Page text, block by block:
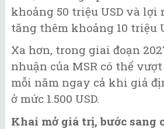
khoảng 50 triệu USD và lợi
tăng thêm khoảng 10 triệu
Xa hơn, trong giai đoạn
nhuận của MSR có thể vượt
mỗi năm ngay cả khi giả
ở mức 1.500 USD.
Khai mở giá trị, bước sang